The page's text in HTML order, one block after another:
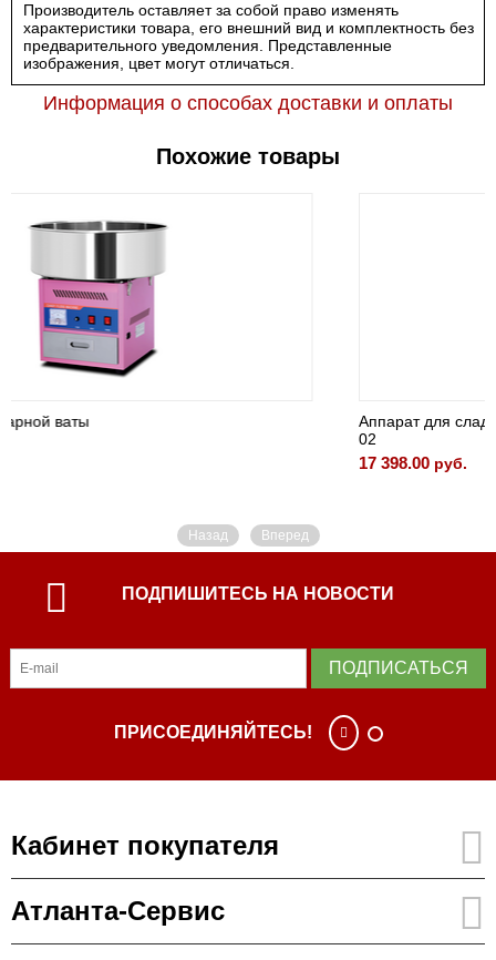
Производитель оставляет за собой право изменять
характеристики товара, его внешний вид и комплектность без
предварительного уведомления. Представленные
изображения, цвет могут отличаться.
Информация о способах доставки и оплаты
Похожие товары
Аппарат для сладкой ваты HEC-
Назад Вперед
ПОДПИШИТЕСЬ НА НОВОСТИ
ПОДПИСАТЬСЯ
ПРИСОЕДИНЯЙТЕСЬ!
Кабинет покупателя
Атланта-Сервис